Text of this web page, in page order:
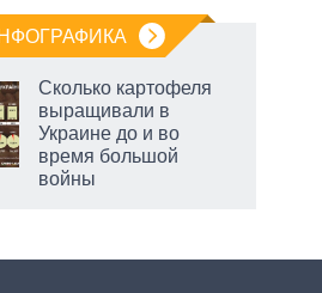
Сколько картофеля
выращивали в
Украине до и во
время большой
войны